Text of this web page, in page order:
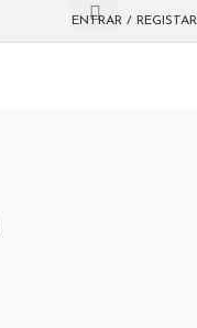
ENTRAR / REGISTAR